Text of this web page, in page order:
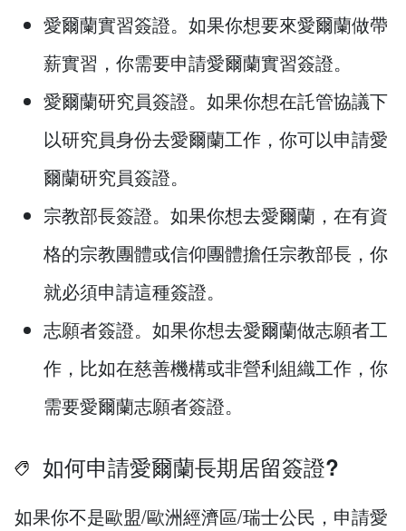
愛爾蘭實習簽證。如果你想要來愛爾蘭做帶
薪實習，你需要申請愛爾蘭實習簽證。
愛爾蘭研究員簽證。如果你想在託管協議下
以研究員身份去愛爾蘭工作，你可以申請愛
爾蘭研究員簽證。
宗教部長簽證。如果你想去愛爾蘭，在有資
格的宗教團體或信仰團體擔任宗教部長，你
就必須申請這種簽證。
志願者簽證。如果你想去愛爾蘭做志願者工
作，比如在慈善機構或非營利組織工作，你
需要愛爾蘭志願者簽證。
如何申請愛爾蘭長期居留簽證?
如果你不是歐盟/歐洲經濟區/瑞士公民，申請愛